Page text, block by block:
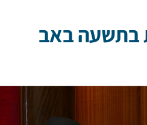
בתשעה באב